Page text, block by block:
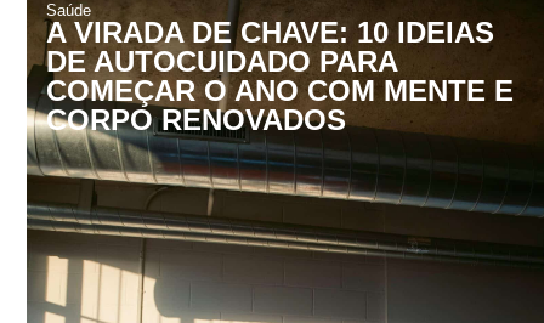
Saúde
A VIRADA DE CHAVE: 10 IDEIAS
DE AUTOCUIDADO PARA
COMEÇAR O ANO COM MENTE E
CORPO RENOVADOS